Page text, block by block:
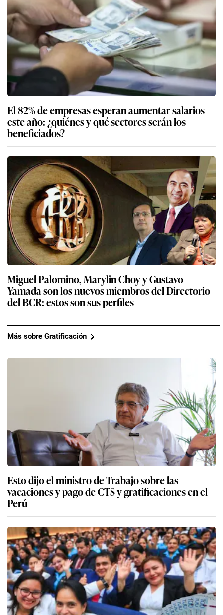
El 82% de empresas esperan aumentar salarios
este año: ¿quiénes y qué sectores serán los
beneficiados?
Miguel Palomino, Marylin Choy y Gustavo
Yamada son los nuevos miembros del Directorio
del BCR: estos son sus perfiles
Más sobre Gratificación
Esto dijo el ministro de Trabajo sobre las
vacaciones y pago de CTS y gratificaciones en el
Perú